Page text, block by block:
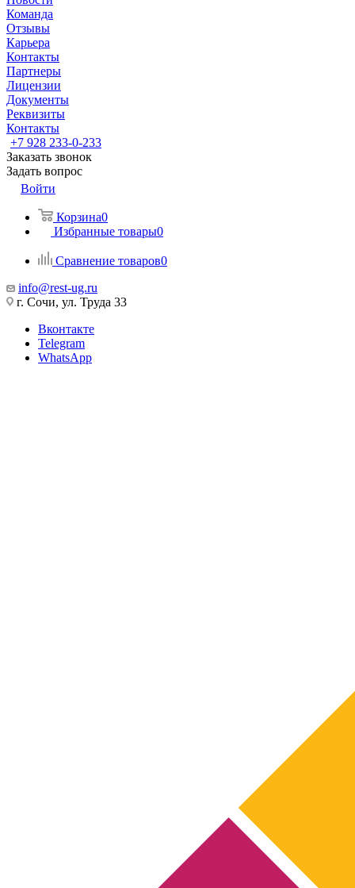
Команда
Отзывы
Карьера
Контакты
Партнеры
Лицензии
Документы
Реквизиты
Контакты
+7 928 233-0-233
Заказать звонок
Задать вопрос
Войти
Корзина0
Избранные товары0
Сравнение товаров0
info@rest-ug.ru
г. Сочи, ул. Труда 33
Вконтакте
Telegram
WhatsApp